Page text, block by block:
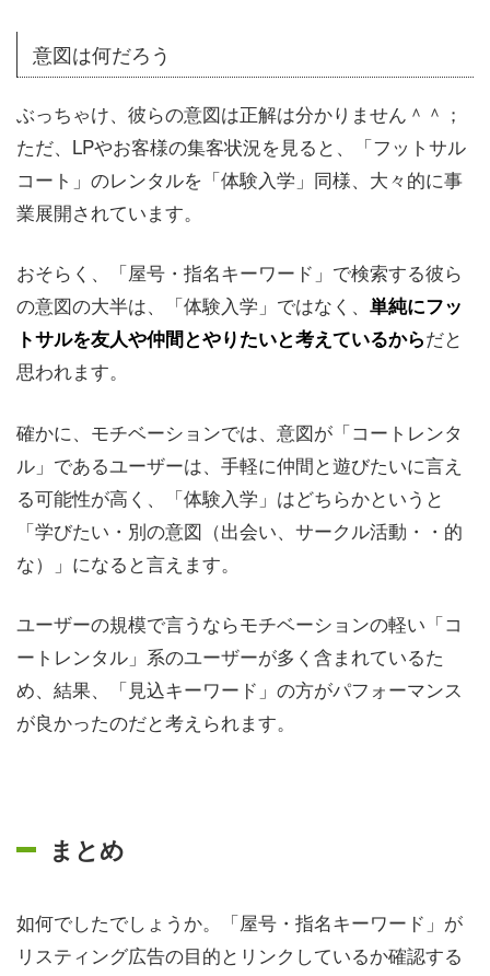
意図は何だろう
ぶっちゃけ、彼らの意図は正解は分かりません＾＾；
ただ、LPやお客様の集客状況を見ると、「フットサル
コート」のレンタルを「体験入学」同様、大々的に事
業展開されています。
おそらく、「屋号・指名キーワード」で検索する彼ら
の意図の大半は、「体験入学」ではなく、 単純にフッ
トサルを友人や仲間とやりたいと考えているからだと
思われます。
確かに、モチベーションでは、意図が「コートレンタ
ル」であるユーザーは、手軽に仲間と遊びたいに言え
る可能性が高く、「体験入学」はどちらかというと
「学びたい・別の意図（出会い、サークル活動・・的
な）」になると言えます。
ユーザーの規模で言うならモチベーションの軽い「コ
ートレンタル」系のユーザーが多く含まれているた
め、結果、「見込キーワード」の方がパフォーマンス
が良かったのだと考えられます。
まとめ
如何でしたでしょうか。「屋号・指名キーワード」が
リスティング広告の目的とリンクしているか確認する